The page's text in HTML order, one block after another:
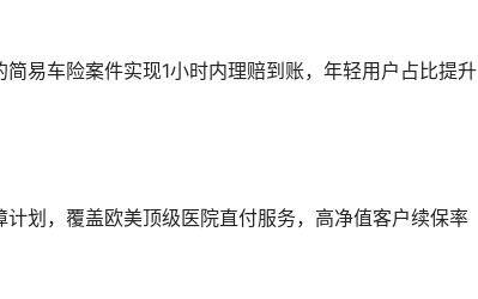
易车险案件实现1小时内理赔到账，年轻用户占比提升
划，覆盖欧美顶级医院直付服务，高净值客户续保率